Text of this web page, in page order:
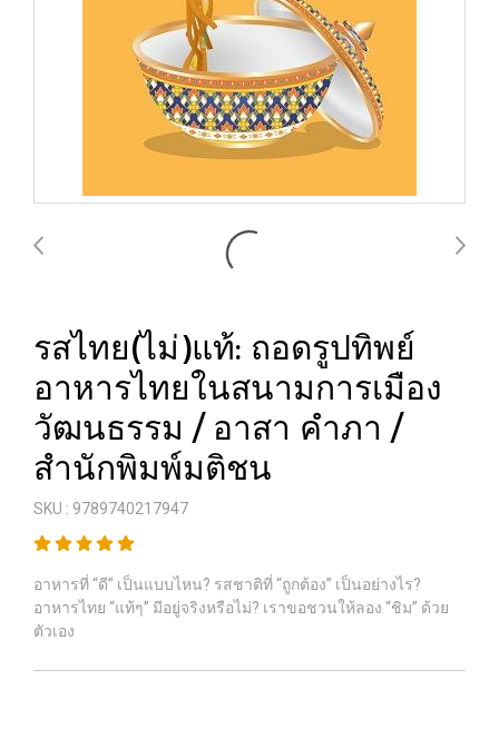
รสไทย(ไม่)แท้: ถอดรูปทิพย์
อาหารไทยในสนามการเมือง
วัฒนธรรม / อาสา คำภา /
สำนักพิมพ์มติชน
SKU : 9789740217947
อาหารที่ “ดี” เป็นแบบไหน? รสชาติที่ “ถูกต้อง” เป็นอย่างไร?
อาหารไทย “แท้ๆ” มีอยู่จริงหรือไม่? เราขอชวนให้ลอง “ชิม” ด้วย
ตัวเอง